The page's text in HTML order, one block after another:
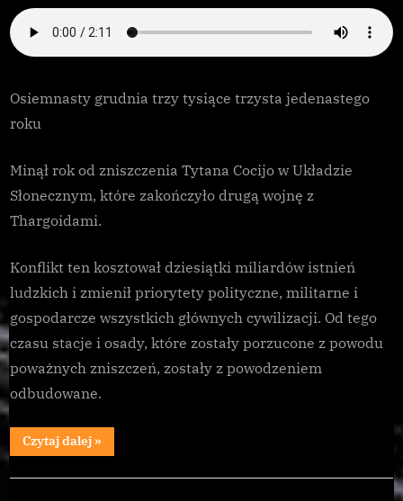
zwycięstwa
ludzkości
wojnie
Osiemnasty grudnia trzy tysiące trzysta jedenastego
roku
Minął rok od zniszczenia Tytana Cocijo w Układzie
Słonecznym, które zakończyło drugą wojnę z
Thargoidami.
Konflikt ten kosztował dziesiątki miliardów istnień
ludzkich i zmienił priorytety polityczne, militarne i
gospodarcze wszystkich głównych cywilizacji. Od tego
czasu stacje i osady, które zostały porzucone z powodu
poważnych zniszczeń, zostały z powodzeniem
odbudowane.
Czytaj dalej“Rok
od
ludzkości
»